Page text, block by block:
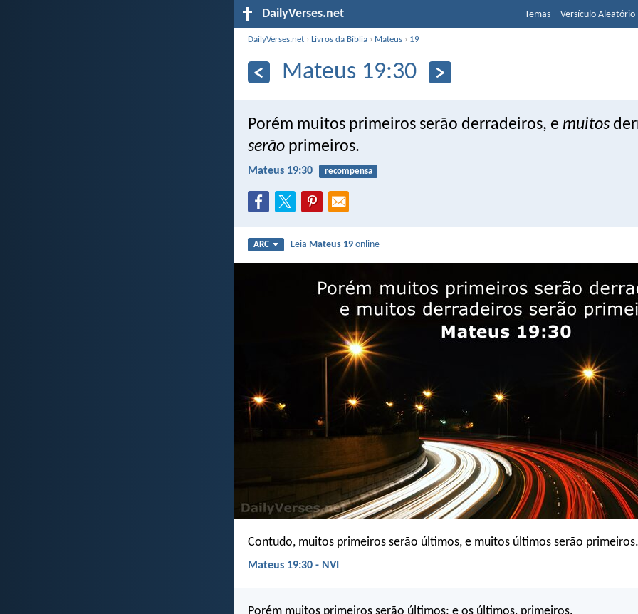
DailyVerses.net Temas Versículo Aleatório
DailyVerses.net ›Livros da Bíblia › Mateus › 19
Mateus 19:30
Porém muitos primeiros serão derradeiros, e muitos
serão primeiros.
Mateus 19:30 recompensa
ARC Leia Mateus 19 online
Contudo, muitos primeiros serão últimos, e muitos últimos serão primeiros.
Mateus 19:30 - NVI